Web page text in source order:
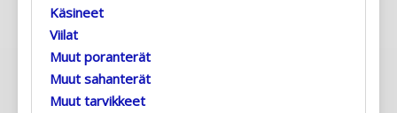
Käsineet
Viilat
Muut poranterät
Muut sahanterät
Muut tarvikkeet